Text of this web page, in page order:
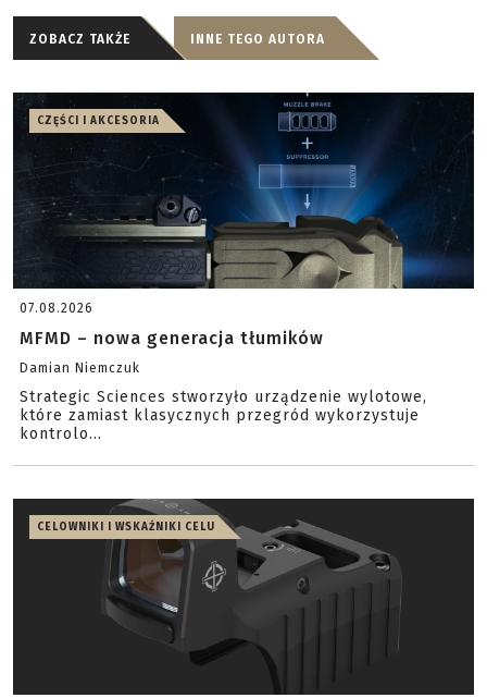
ZOBACZ TAKŻE INNE TEGO AUTORA
CZĘŚCI I AKCESORIA
07.08.2026
MFMD – nowa generacja tłumików
Damian Niemczuk
Strategic Sciences stworzyło urządzenie wylotowe,
które zamiast klasycznych przegród wykorzystuje
kontrolo...
CELOWNIKI I WSKAŹNIKI CELU